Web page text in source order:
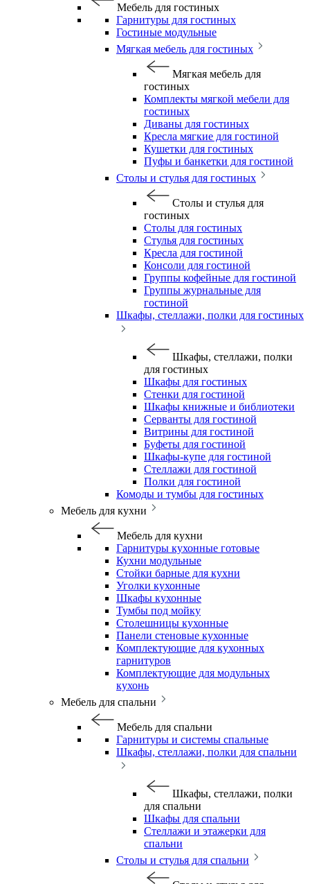
Мебель для гостиных
Гарнитуры для гостиных
Гостиные модульные
Мягкая мебель для гостиных
Мягкая мебель для
гостиных
Комплекты мягкой мебели для
гостиных
Диваны для гостиных
Кресла мягкие для гостиной
Кушетки для гостиных
Пуфы и банкетки для гостиной
Столы и стулья для гостиных
Столы и стулья для
гостиных
Столы для гостиных
Стулья для гостиных
Кресла для гостиной
Консоли для гостиной
Группы кофейные для гостиной
Группы журнальные для
гостиной
Шкафы, стеллажи, полки для гостиных
Шкафы, стеллажи, полки
для гостиных
Шкафы для гостиных
Стенки для гостиной
Шкафы книжные и библиотеки
Серванты для гостиной
Витрины для гостиной
Буфеты для гостиной
Шкафы-купе для гостиной
Стеллажи для гостиной
Полки для гостиной
Комоды и тумбы для гостиных
Мебель для кухни
Мебель для кухни
Гарнитуры кухонные готовые
Кухни модульные
Стойки барные для кухни
Уголки кухонные
Шкафы кухонные
Тумбы под мойку
Столешницы кухонные
Панели стеновые кухонные
Комплектующие для кухонных
гарнитуров
Комплектующие для модульных
кухонь
Мебель для спальни
Мебель для спальни
Гарнитуры и системы спальные
Шкафы, стеллажи, полки для спальни
Шкафы, стеллажи, полки
для спальни
Шкафы для спальни
Стеллажи и этажерки для
спальни
Столы и стулья для спальни